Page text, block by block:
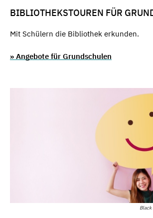
BIBLIOTHEKSTOUREN FÜR
Mit Schülern die Bibliothek erkunden.
» Angebote für Grundschulen